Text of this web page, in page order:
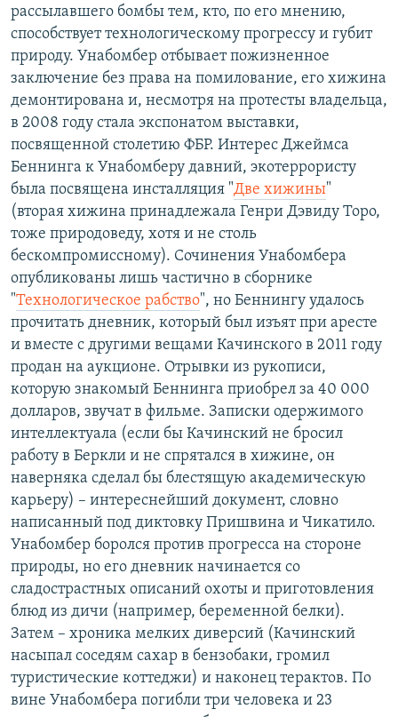
рассылавшего бомбы тем, кто, по его мнению,
способствует технологическому прогрессу и губит
природу. Унабомбер отбывает пожизненное
заключение без права на помилование, его хижина
демонтирована и, несмотря на протесты владельца,
в 2008 году стала экспонатом выставки,
посвященной столетию ФБР. Интерес Джеймса
Беннинга к Унабомберу давний, экотеррористу
была посвящена инсталляция "Две хижины"
(вторая хижина принадлежала Генри Дэвиду Торо,
тоже природоведу, хотя и не столь
бескомпромиссному). Сочинения Унабомбера
опубликованы лишь частично в сборнике
"Технологическое рабство", но Беннингу удалось
прочитать дневник, который был изъят при аресте
и вместе с другими вещами Качинского в 2011 году
продан на аукционе. Отрывки из рукописи,
которую знакомый Беннинга приобрел за 40 000
долларов, звучат в фильме. Записки одержимого
интеллектуала (если бы Качинский не бросил
работу в Беркли и не спрятался в хижине, он
наверняка сделал бы блестящую академическую
карьеру) – интереснейший документ, словно
написанный под диктовку Пришвина и Чикатило.
Унабомбер боролся против прогресса на стороне
природы, но его дневник начинается со
сладострастных описаний охоты и приготовления
блюд из дичи (например, беременной белки).
Затем – хроника мелких диверсий (Качинский
насыпал соседям сахар в бензобаки, громил
туристические коттеджи) и наконец терактов. По
вине Унабомбера погибли три человека и 23